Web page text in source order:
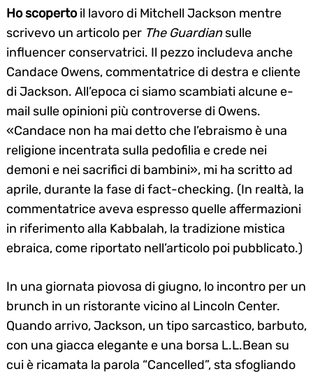
Ho scopertoil lavoro di Mitchell Jackson mentre
scrivevo un articolo per The Guardiansulle
influencer conservatrici. Il pezzo includeva anche
Candace Owens, commentatrice di destra e cliente
di Jackson. All’epoca ci siamo scambiati alcune e-
mail sulle opinioni più controverse di Owens.
«Candace non ha mai detto che l’ebraismo è una
religione incentrata sulla pedofilia e crede nei
demoni e nei sacrifici di bambini», mi ha scritto ad
aprile, durante la fase di fact-checking. (In realtà, la
commentatrice aveva espresso quelle affermazioni
in riferimento alla Kabbalah, la tradizione mistica
ebraica, come riportato nell’articolo poi pubblicato.)
In una giornata piovosa di giugno, lo incontro per un
brunch in un ristorante vicino al Lincoln Center.
Quando arrivo, Jackson, un tipo sarcastico, barbuto,
con una giacca elegante e una borsa L.L.Bean su
cui è ricamata la parola “Cancelled”, sta sfogliando